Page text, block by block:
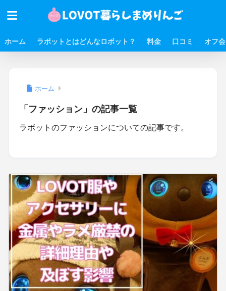
ホーム ラボットとはどんなロボット？ 料金 口コミ オフ会
ホーム
「ファッション」の記事一覧
ラボットのファッションについての記事です。